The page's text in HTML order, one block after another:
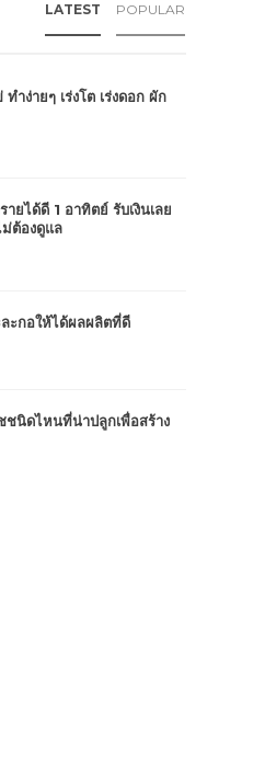
LATEST POPULAR
ำง่ายๆ เร่งโต เร่งดอก ผัก
ายได้ดี 1 อาทิตย์ รับเงินเลย
ม่ต้องดูแล
ะกอให้ได้ผลผลิตที่ดี
นิดไหนที่น่าปลูกเพื่อสร้าง